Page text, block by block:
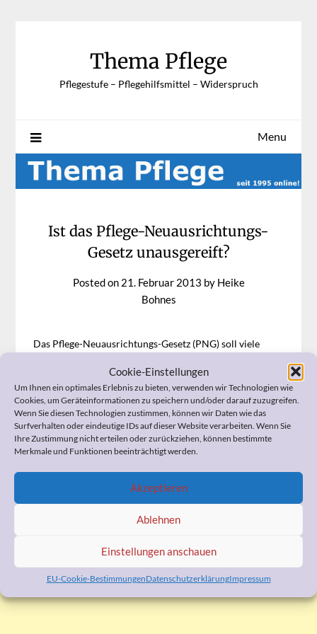
Cookie-Einstellungen
Um Ihnen ein optimales Erlebnis zu bieten, verwenden wir Technologien wie
Cookies, um Geräteinformationen zu speichern und/oder darauf zuzugreifen.
Wenn Sie diesen Technologien zustimmen, können wir Daten wie das
Surfverhalten oder eindeutige IDs auf dieser Website verarbeiten. Wenn Sie
Ihre Zustimmung nicht erteilen oder zurückziehen, können bestimmte
Merkmale und Funktionen beeinträchtigt werden.
Akzeptieren
Ablehnen
Einstellungen anschauen
EU-Cookie-BestimmungenDatenschutzerklärungImpressum
Thema Pflege
Pflegestufe – Pflegehilfsmittel – Widerspruch
Menu
Ist das Pflege-Neuausrichtungs-
Gesetz unausgereift?
Posted on 21. Februar 2013 by Heike
Bohnes
Das Pflege-Neuausrichtungs-Gesetz (PNG) soll viele
Angehörige gebracht haben. Die Praxis zeigt jedoch, dass
die Gesetzgebung entweder unausgereift ist, oder
wesentliche Leistungen für die so genannte Pflegestufe 0
nicht zutreffen.
Lesen Sie mehr aufwww.pflegeberatung-aachen.de